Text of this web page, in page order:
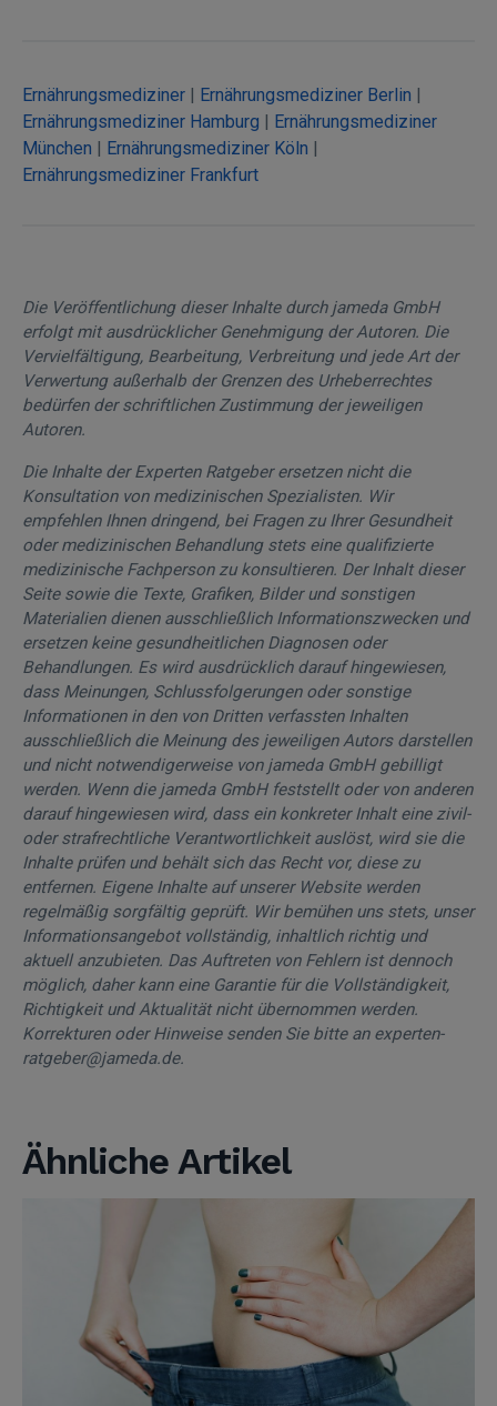
Ernährungsmediziner | Ernährungsmediziner Berlin |
Ernährungsmediziner Hamburg | Ernährungsmediziner
München | Ernährungsmediziner Köln |
Ernährungsmediziner Frankfurt
Die Veröffentlichung dieser Inhalte durch jameda GmbH
erfolgt mit ausdrücklicher Genehmigung der Autoren. Die
Vervielfältigung, Bearbeitung, Verbreitung und jede Art der
Verwertung außerhalb der Grenzen des Urheberrechtes
bedürfen der schriftlichen Zustimmung der jeweiligen
Autoren.
Die Inhalte der Experten Ratgeber ersetzen nicht die
Konsultation von medizinischen Spezialisten. Wir
empfehlen Ihnen dringend, bei Fragen zu Ihrer Gesundheit
oder medizinischen Behandlung stets eine qualifizierte
medizinische Fachperson zu konsultieren. Der Inhalt dieser
Seite sowie die Texte, Grafiken, Bilder und sonstigen
Materialien dienen ausschließlich Informationszwecken und
ersetzen keine gesundheitlichen Diagnosen oder
Behandlungen. Es wird ausdrücklich darauf hingewiesen,
dass Meinungen, Schlussfolgerungen oder sonstige
Informationen in den von Dritten verfassten Inhalten
ausschließlich die Meinung des jeweiligen Autors darstellen
und nicht notwendigerweise von jameda GmbH gebilligt
werden. Wenn die jameda GmbH feststellt oder von anderen
darauf hingewiesen wird, dass ein konkreter Inhalt eine zivil-
oder strafrechtliche Verantwortlichkeit auslöst, wird sie die
Inhalte prüfen und behält sich das Recht vor, diese zu
entfernen. Eigene Inhalte auf unserer Website werden
regelmäßig sorgfältig geprüft. Wir bemühen uns stets, unser
Informationsangebot vollständig, inhaltlich richtig und
aktuell anzubieten. Das Auftreten von Fehlern ist dennoch
möglich, daher kann eine Garantie für die Vollständigkeit,
Richtigkeit und Aktualität nicht übernommen werden.
Korrekturen oder Hinweise senden Sie bitte an experten-
ratgeber@jameda.de.
Ähnliche Artikel